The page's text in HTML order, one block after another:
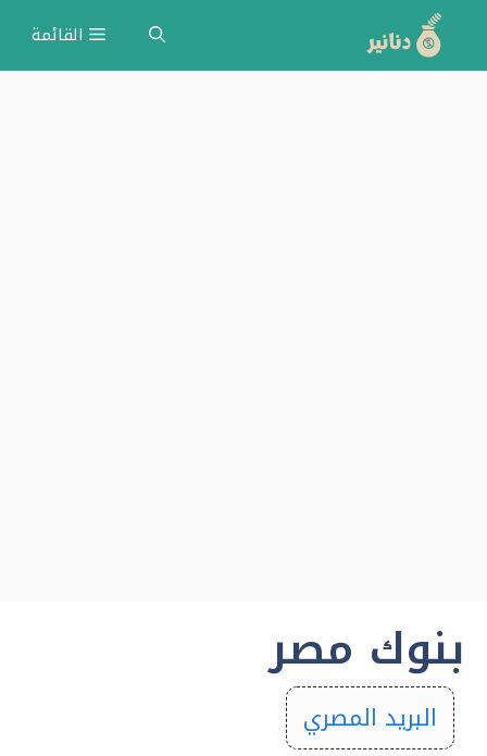
انتقل
إلى
القائمة
بنوك مصر
البريد المصري